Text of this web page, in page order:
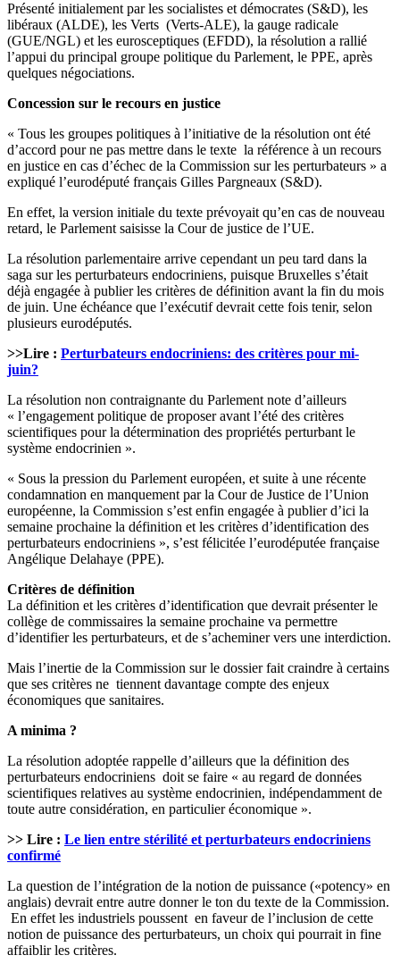
Présenté initialement par les socialistes et démocrates (S&D), les
libéraux (ALDE), les Verts (Verts-ALE), la gauge radicale
(GUE/NGL) et les eurosceptiques (EFDD), la résolution a rallié
l’appui du principal groupe politique du Parlement, le PPE, après
quelques négociations.
Concession sur le recours en justice
« Tous les groupes politiques à l’initiative de la résolution ont été
d’accord pour ne pas mettre dans le texte la référence à un recours
en justice en cas d’échec de la Commission sur les perturbateurs » a
expliqué l’eurodéputé français Gilles Pargneaux (S&D).
En effet, la version initiale du texte prévoyait qu’en cas de nouveau
retard, le Parlement saisisse la Cour de justice de l’UE.
La résolution parlementaire arrive cependant un peu tard dans la
saga sur les perturbateurs endocriniens, puisque Bruxelles s’était
déjà engagée à publier les critères de définition avant la fin du mois
de juin. Une échéance que l’exécutif devrait cette fois tenir, selon
plusieurs eurodéputés.
>>Lire : Perturbateurs endocriniens: des critères pour mi-
juin?
La résolution non contraignante du Parlement note d’ailleurs
« l’engagement politique de proposer avant l’été des critères
scientifiques pour la détermination des propriétés perturbant le
système endocrinien ».
« Sous la pression du Parlement européen, et suite à une récente
condamnation en manquement par la Cour de Justice de l’Union
européenne, la Commission s’est enfin engagée à publier d’ici la
semaine prochaine la définition et les critères d’identification des
perturbateurs endocriniens », s’est félicitée l’eurodéputée française
Angélique Delahaye (PPE).
Critères de définition
La définition et les critères d’identification que devrait présenter le
collège de commissaires la semaine prochaine va permettre
d’identifier les perturbateurs, et de s’acheminer vers une interdiction.
Mais l’inertie de la Commission sur le dossier fait craindre à certains
que ses critères ne tiennent davantage compte des enjeux
économiques que sanitaires.
A minima ?
La résolution adoptée rappelle d’ailleurs que la définition des
perturbateurs endocriniens doit se faire « au regard de données
scientifiques relatives au système endocrinien, indépendamment de
toute autre considération, en particulier économique ».
>> Lire : Le lien entre stérilité et perturbateurs endocriniens
confirmé
La question de l’intégration de la notion de puissance («potency» en
anglais) devrait entre autre donner le ton du texte de la Commission.
En effet les industriels poussent en faveur de l’inclusion de cette
notion de puissance des perturbateurs, un choix qui pourrait in fine
affaiblir les critères.